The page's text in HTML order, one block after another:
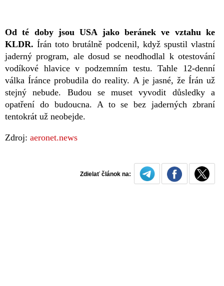
Od té doby jsou USA jako beránek ve vztahu ke
KLDR. Írán toto brutálně podcenil, když spustil vlastní
jaderný program, ale dosud se neodhodlal k otestování
vodíkové hlavice v podzemním testu. Tahle 12-denní
válka Íránce probudila do reality. A je jasné, že Írán už
stejný nebude. Budou se muset vyvodit důsledky a
opatření do budoucna. A to se bez jaderných zbraní
tentokrát už neobejde.
Zdroj: aeronet.news
Zdielať článok na: